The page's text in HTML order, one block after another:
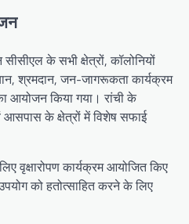
के सभी क्षेत्रों, कॉलोनियों
श्रमदान, जन-जागरूकता कार्यक्रम
आयोजन किया गया। रांची के
आसपास के क्षेत्रों में विशेष सफाई
वृक्षारोपण कार्यक्रम आयोजित किए
को हतोत्साहित करने के लिए